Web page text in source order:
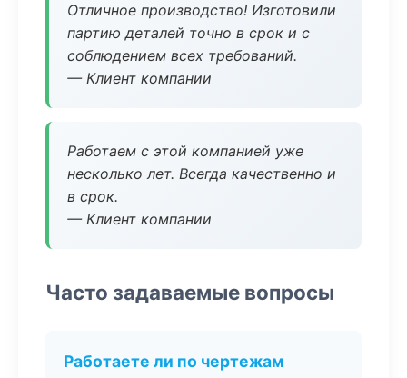
Отличное производство! Изготовили
партию деталей точно в срок и с
соблюдением всех требований.
— Клиент компании
Работаем с этой компанией уже
несколько лет. Всегда качественно и
в срок.
— Клиент компании
Часто задаваемые вопросы
Работаете ли по чертежам